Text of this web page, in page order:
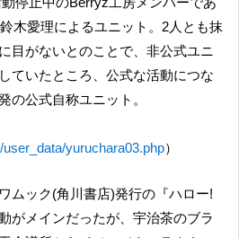
木愛理によるユニット。2人とも抹
目がないとのことで、非公式ユニ
ていたところ、公式な活動につな
の公式自称ユニット。
yuruchara03.php）
がメインだったが、宇治茶のブラ